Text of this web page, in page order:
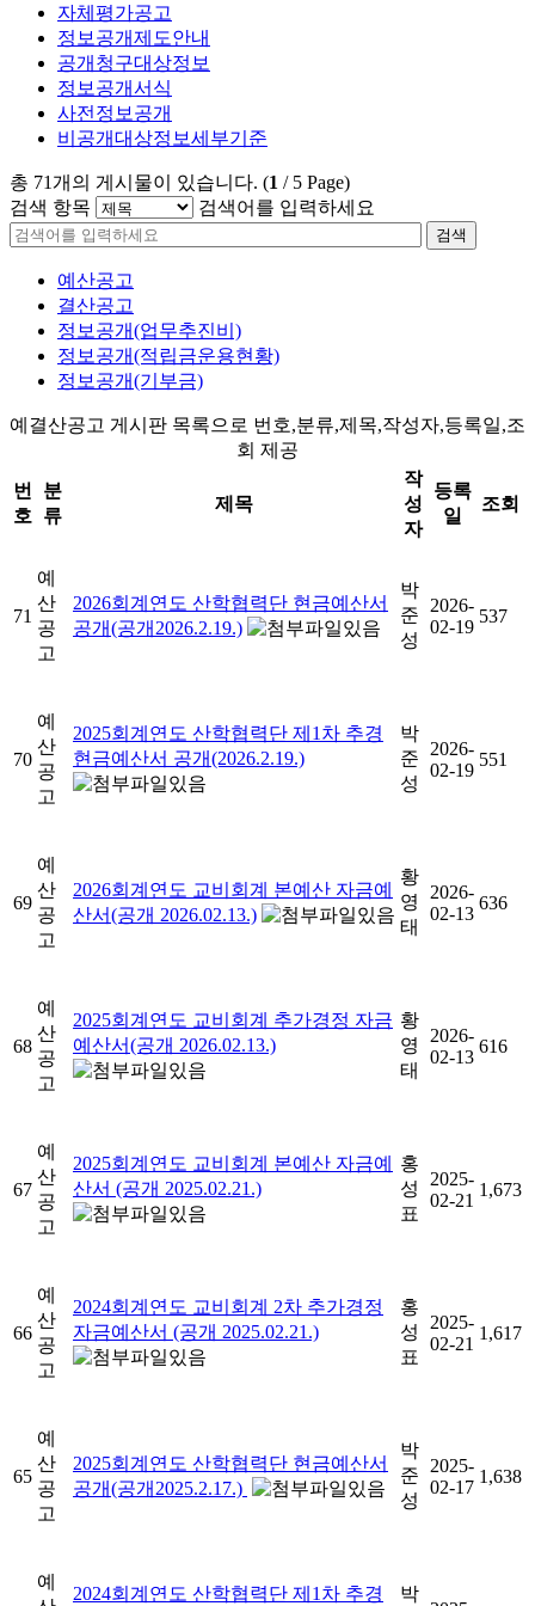
자체평가공고
정보공개제도안내
공개청구대상정보
정보공개서식
사전정보공개
비공개대상정보세부기준
총 71개의 게시물이 있습니다. (1 / 5 Page)
검색 항목
검색어를 입력하세요
검색
예산공고
결산공고
정보공개(업무추진비)
정보공개(적립금운용현황)
정보공개(기부금)
예결산공고 게시판 목록으로 번호,분류,제목,작성자,등록일,조
회 제공
번
호
분
류
제목
작
성
자
등록
일
조회
71
예
산
공
고
2026회계연도 산학협력단 현금예산서
공개(공개2026.2.19.)
박
준
성
2026-
02-19
537
70
예
산
공
고
2025회계연도 산학협력단 제1차 추경
현금예산서 공개(2026.2.19.)
박
준
성
2026-
02-19
551
69
예
산
공
고
2026회계연도 교비회계 본예산 자금예
산서(공개 2026.02.13.)
황
영
태
2026-
02-13
636
68
예
산
공
고
2025회계연도 교비회계 추가경정 자금
예산서(공개 2026.02.13.)
황
영
태
2026-
02-13
616
67
예
산
공
고
2025회계연도 교비회계 본예산 자금예
산서 (공개 2025.02.21.)
홍
성
표
2025-
02-21
1,673
66
예
산
공
고
2024회계연도 교비회계 2차 추가경정
자금예산서 (공개 2025.02.21.)
홍
성
표
2025-
02-21
1,617
65
예
산
공
고
2025회계연도 산학협력단 현금예산서
공개(공개2025.2.17.)
박
준
성
2025-
02-17
1,638
예
2024회계연도 산학협력단 제1차 추경 박